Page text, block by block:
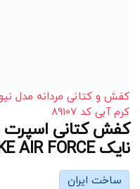
کرم آبی کد 89107
کفش کتانی اسپرت
نایک NIKE AIR FORCE کد 71281
ساخت ایران